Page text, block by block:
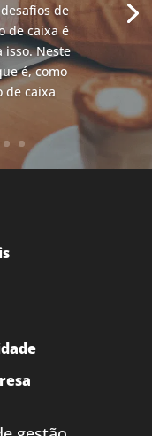
de
de caixa é
Neste
é, como
de caixa